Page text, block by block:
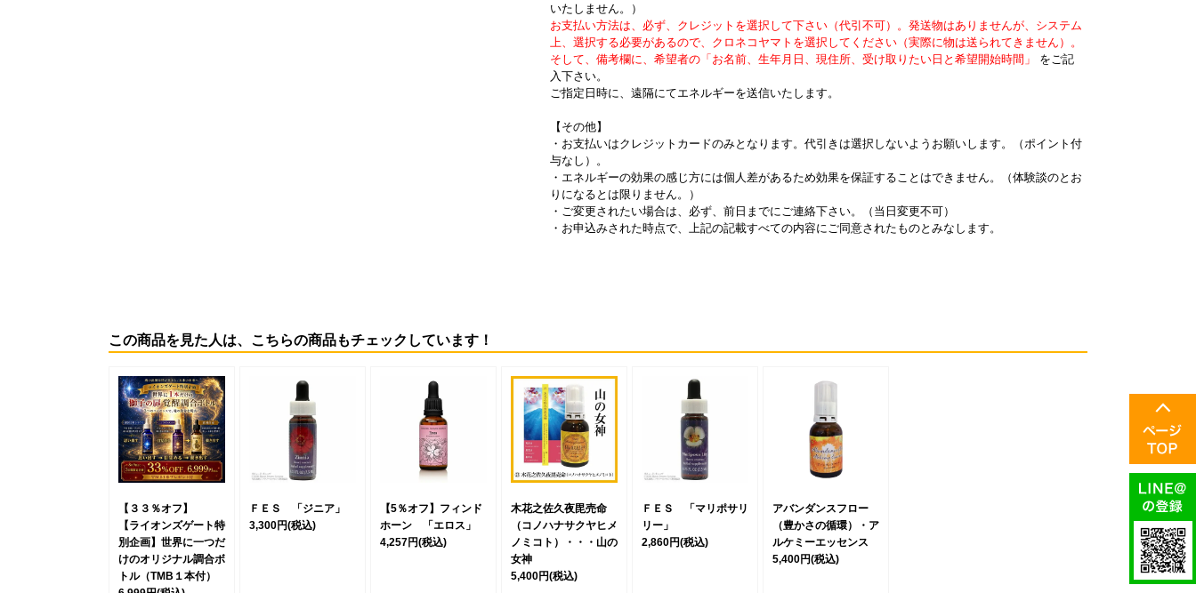
いたしません。）
お支払い方法は、必ず、クレジットを選択して下さい（代引不可）。発送物はありませんが、システム
上、選択する必要があるので、クロネコヤマトを選択してください（実際に物は送られてきません）。
そして、備考欄に、希望者の「お名前、生年月日、現住所、受け取りたい日と希望開始時間」
をご記
入下さい。
ご指定日時に、遠隔にてエネルギーを送信いたします。
【その他】
・お支払いはクレジットカードのみとなります。代引きは選択しないようお願いします。（ポイント付
与なし）。
・エネルギーの効果の感じ方には個人差があるため効果を保証することはできません。（体験談のとお
りになるとは限りません。）
・ご変更されたい場合は、必ず、前日までにご連絡下さい。（当日変更不可）
・お申込みされた時点で、上記の記載すべての内容にご同意されたものとみなします。
この商品を見た人は、こちらの商品もチェックしています！
【３３％オフ】
【ライオンズゲート特
別企画】世界に一つだ
けのオリジナル調合ボ
トル（TMB１本付）
ＦＥＳ 「ジニア」
3,300円(税込)
【5％オフ】フィンド
ホーン 「エロス」
4,257円(税込)
木花之佐久夜毘売命
（コノハナサクヤヒメ
ノミコト）・・・山の
女神
5,400円(税込)
ＦＥＳ 「マリポサリ
リー」
2,860円(税込)
アバンダンスフロー
（豊かさの循環）・ア
ルケミーエッセンス
5,400円(税込)